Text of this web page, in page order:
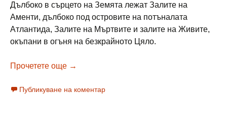
Дълбоко в сърцето на Земята лежат Залите на
Аменти, дълбоко под островите на потъналата
Атлантида, Залите на Мъртвите и залите на Живите,
окъпани в огъня на безкрайното Цяло.
Прочетете още Тот ИЗУМРУДЕНИЯТ СКРИЖАЛ – 2
→
Публикуване на коментар